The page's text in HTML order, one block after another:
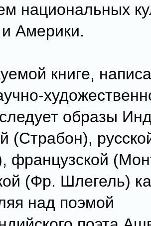
национальных
Америки.
книге,
образы
(Страбон),
француз­ской
(Фр. Шлегель)
над поэмой